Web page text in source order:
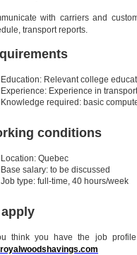
with carriers and
transport reports.
Education: Relevant college
Experience: Experience in
Knowledge required: basic
conditions
Location: Quebec
Base salary: to be discussed
Job type: full-time, 40 hours/week
think you have the job